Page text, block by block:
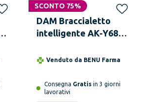
SCONTO 75%
DAM Braccialetto
intelligente AK-Y68
frequenza cardiaca e
sanguigna
Venduto da BENU Farma
Consegna Gratisin 3 giorni
lavorativi